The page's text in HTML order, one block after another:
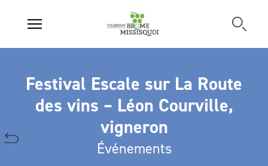
Festival Escale sur La Route
des vins – Léon Courville,
vigneron
Événements